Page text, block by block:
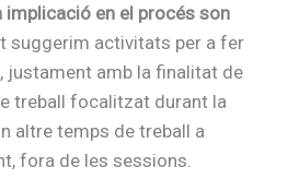
implicació en el procés son
suggerim activitats per a fer
justament amb la finalitat de
treball focalitzat durant la
altre temps de treball a
fora de les sessions.